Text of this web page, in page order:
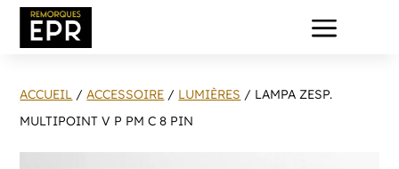
a
ACCUEIL /ACCESSOIRE / LUMIÈRES / LAMPA ZESP.
MULTIPOINT V P PM C 8 PIN